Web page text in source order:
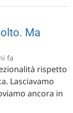
Ma
fa
rispetto
Lasciavamo
ancora in